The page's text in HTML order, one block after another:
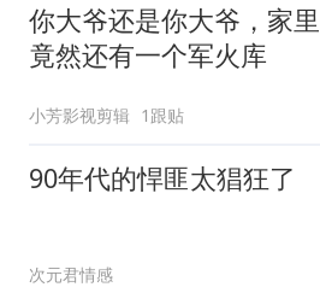
你大爷还是你大爷，家里
竟然还有一个军火库
小芳影视剪辑 1跟贴
90年代的悍匪太猖狂了
次元君情感